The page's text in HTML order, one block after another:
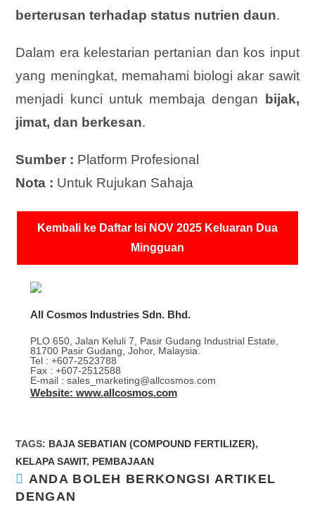
berterusan terhadap status nutrien daun.
Dalam era kelestarian pertanian dan kos input
yang meningkat, memahami biologi akar sawit
menjadi kunci untuk membaja dengan bijak,
jimat, dan berkesan.
Sumber : Platform Profesional
Nota : Untuk Rujukan Sahaja
Kembali ke Daftar Isi NOV 2025 Keluaran Dua
Mingguan
All Cosmos Industries Sdn. Bhd.
PLO 650, Jalan Keluli 7, Pasir Gudang Industrial Estate,
81700 Pasir Gudang, Johor, Malaysia.
Tel : +607-2523788
Fax : +607-2512588
E-mail : sales_marketing@allcosmos.com
Website: www.allcosmos.com
TAGS: BAJA SEBATIAN (COMPOUND FERTILIZER),
KELAPA SAWIT, PEMBAJAAN
ANDA BOLEH BERKONGSI ARTIKEL
DENGAN